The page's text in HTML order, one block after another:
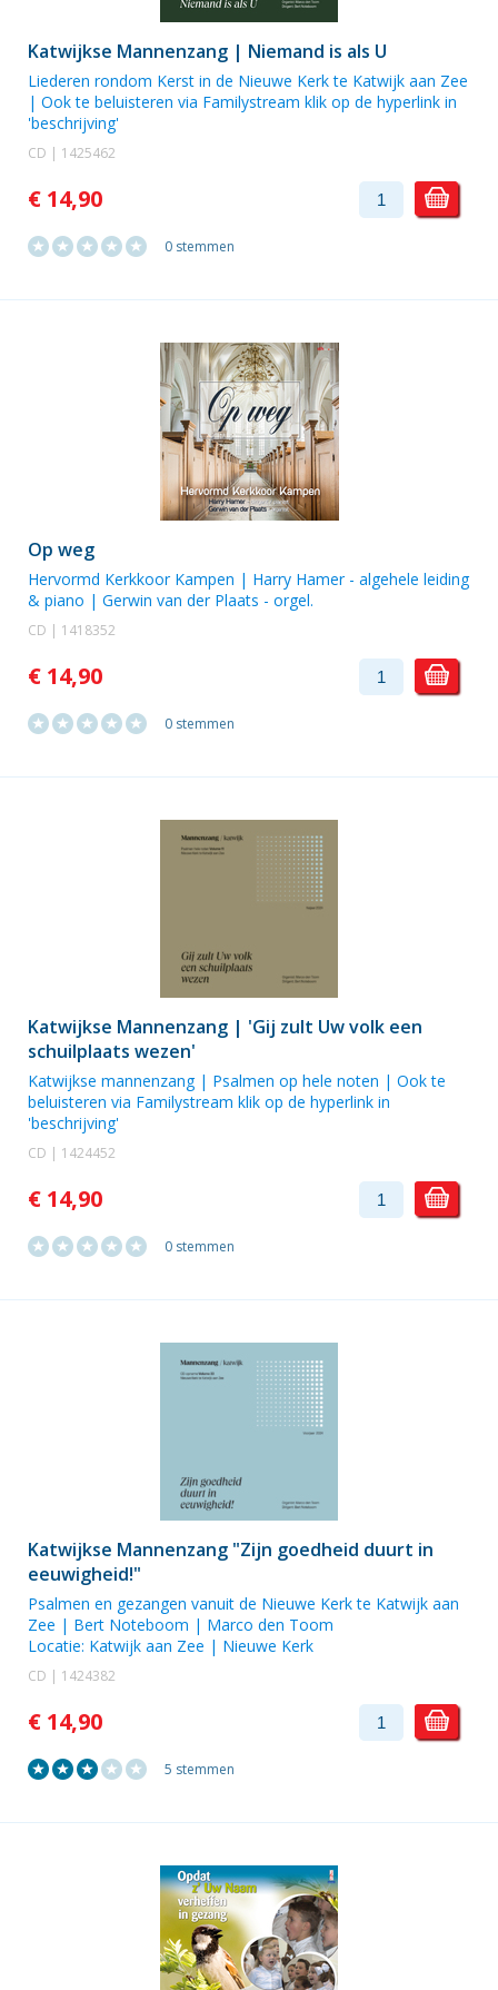
Katwijkse Mannenzang | Niemand is als U
Liederen rondom Kerst in de Nieuwe Kerk te Katwijk aan Zee
| Ook te beluisteren via Familystream klik op de hyperlink in
'beschrijving'
CD | 1425462
€ 14,90
0 stemmen
Op weg
Hervormd Kerkkoor Kampen | Harry Hamer- algehele leiding
& piano | Gerwin van der Plaats - orgel.
CD | 1418352
€ 14,90
0 stemmen
Katwijkse Mannenzang | 'Gij zult Uw volk een
schuilplaats wezen'
Katwijkse mannenzang | Psalmen op hele noten | Ook te
beluisteren via Familystream klik op de hyperlink in
'beschrijving'
CD | 1424452
€ 14,90
0 stemmen
Katwijkse Mannenzang "Zijn goedheid duurt in
eeuwigheid!"
Psalmen en gezangen vanuit de Nieuwe Kerk te Katwijk aan
Zee | Bert Noteboom | Marco den Toom
Locatie: Katwijk aan Zee | Nieuwe Kerk
CD | 1424382
€ 14,90
5 stemmen